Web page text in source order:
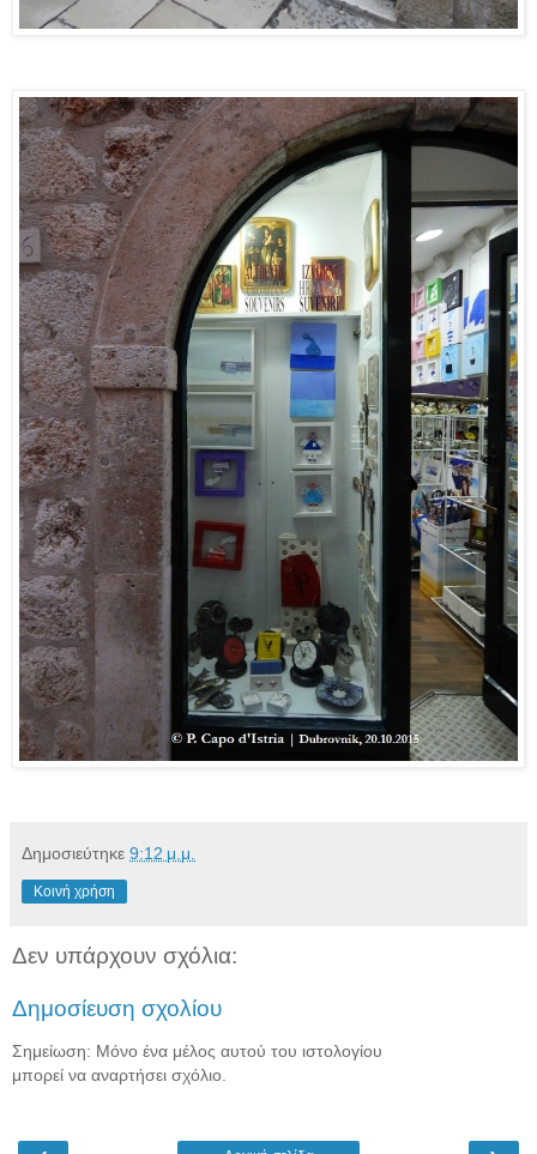
Δημοσιεύτηκε 9:12 μ.μ.
Κοινή χρήση
Δεν υπάρχουν σχόλια:
Δημοσίευση σχολίου
Σημείωση: Μόνο ένα μέλος αυτού του ιστολογίου
μπορεί να αναρτήσει σχόλιο.